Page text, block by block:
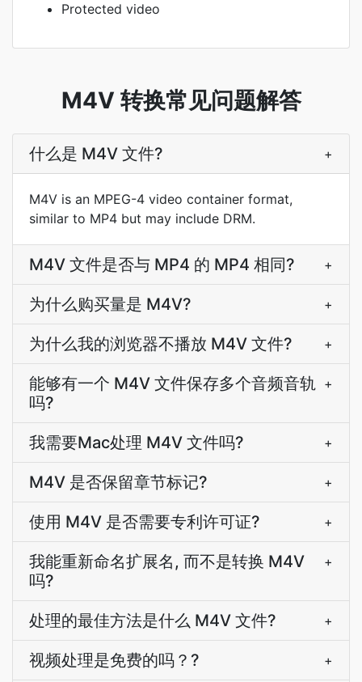
Protected video
M4V 转换常见问题解答
什么是 M4V 文件? +
M4V is an MPEG-4 video container format,
similar to MP4 but may include DRM.
M4V 文件是否与 MP4 的 MP4 相同? +
为什么购买量是 M4V? +
为什么我的浏览器不播放 M4V 文件? +
能够有一个 M4V 文件保存多个音频音轨
吗?
+
我需要Mac处理 M4V 文件吗? +
M4V 是否保留章节标记? +
使用 M4V 是否需要专利许可证? +
我能重新命名扩展名, 而不是转换 M4V
吗?
+
处理的最佳方法是什么 M4V 文件? +
视频处理是免费的吗？? +